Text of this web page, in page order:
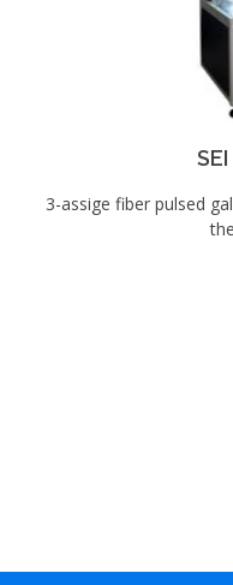
3-assige fiber pulsed